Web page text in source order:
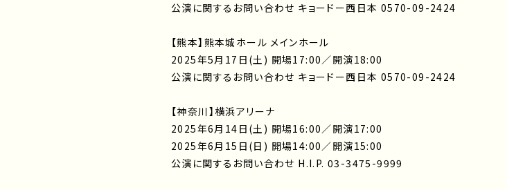
公演に関するお問い合わせ キョードー西日本 0570-09-2424
【熊本】熊本城ホール メインホール
2025年5月17日(土) 開場17:00／開演18:00
公演に関するお問い合わせ キョードー西日本 0570-09-2424
【神奈川】横浜アリーナ
2025年6月14日(土) 開場16:00／開演17:00
2025年6月15日(日) 開場14:00／開演15:00
公演に関するお問い合わせ H.I.P. 03-3475-9999